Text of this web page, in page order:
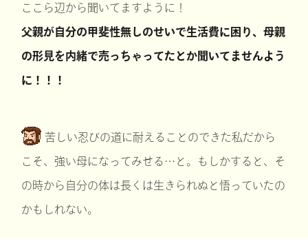
ここら辺から聞いてますように！
父親が自分の甲斐性無しのせいで生活費に困り、母親
の形見を内緒で売っちゃってたとか聞いてませんよう
に！！！
苦しい忍びの道に耐えることのできた私だから
こそ、強い母になってみせる…と。もしかすると、そ
の時から自分の体は長くは生きられぬと悟っていたの
かもしれない。